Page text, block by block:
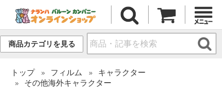
商品カテゴリを見る
トップ フィルム
キャラクター
その他海外キャラクター